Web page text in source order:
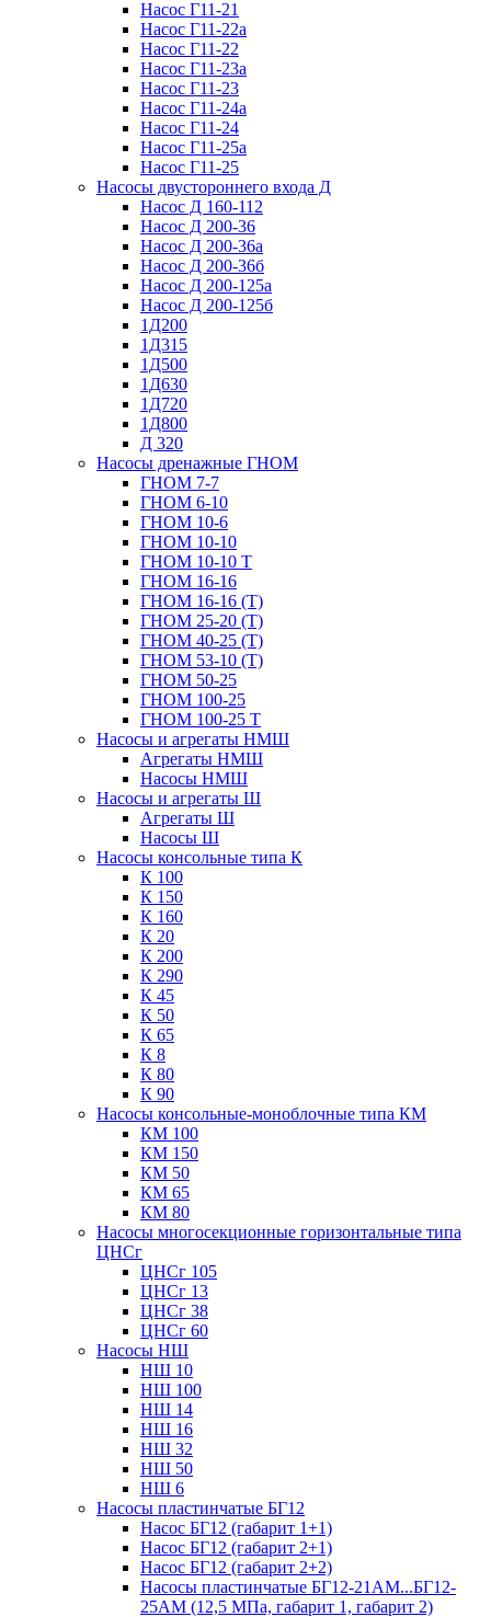
Насос Г11-21
Насос Г11-22а
Насос Г11-22
Насос Г11-23а
Насос Г11-23
Насос Г11-24а
Насос Г11-24
Насос Г11-25а
Насос Г11-25
Насосы двустороннего входа Д
Насос Д 160-112
Насос Д 200-36
Насос Д 200-36а
Насос Д 200-36б
Насос Д 200-125а
Насос Д 200-125б
1Д200
1Д315
1Д500
1Д630
1Д720
1Д800
Д 320
Насосы дренажные ГНОМ
ГНОМ 7-7
ГНОМ 6-10
ГНОМ 10-6
ГНОМ 10-10
ГНОМ 10-10 Т
ГНОМ 16-16
ГНОМ 16-16 (Т)
ГНОМ 25-20 (Т)
ГНОМ 40-25 (Т)
ГНОМ 53-10 (Т)
ГНОМ 50-25
ГНОМ 100-25
ГНОМ 100-25 Т
Насосы и агрегаты НМШ
Агрегаты НМШ
Насосы НМШ
Насосы и агрегаты Ш
Агрегаты Ш
Насосы Ш
Насосы консольные типа К
К 100
К 150
К 160
К 20
К 200
К 290
К 45
К 50
К 65
К 8
К 80
К 90
Насосы консольные-моноблочные типа КМ
КМ 100
КМ 150
КМ 50
КМ 65
КМ 80
Насосы многосекционные горизонтальные типа
ЦНСг
ЦНСг 105
ЦНСг 13
ЦНСг 38
ЦНСг 60
Насосы НШ
НШ 10
НШ 100
НШ 14
НШ 16
НШ 32
НШ 50
НШ 6
Насосы пластинчатые БГ12
Насос БГ12 (габарит 1+1)
Насос БГ12 (габарит 2+1)
Насос БГ12 (габарит 2+2)
Насосы пластинчатые БГ12-21АМ...БГ12-
25АМ (12,5 МПа, габарит 1, габарит 2)